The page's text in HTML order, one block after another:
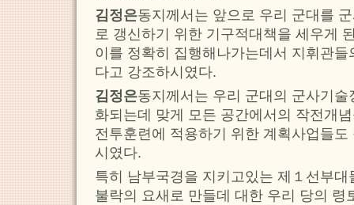
김정은동지께서는 앞으로 우리 군대를
로 갱신하기 위한 기구적대책을 세우게
이를 정확히 집행해나가는데서 지휘관
다고 강조하시였다.
김정은동지께서는 우리 군대의 군사기
화되는데 맞게 모든 공간에서의 작전개
전투훈련에 적용하기 위한 계획사업들
시였다.
특히 남부국경을 지키고있는 제１선부
불락의 요새로 만들데 대한 우리 당의 령